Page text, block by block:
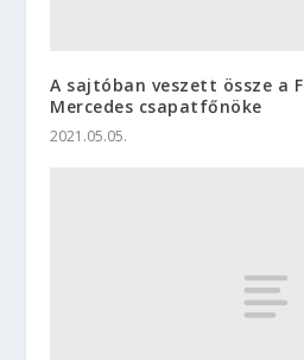
A sajtóban veszett össze a
Mercedes csapatfőnöke
2021.05.05.